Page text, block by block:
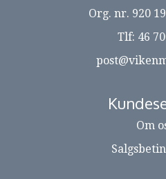
Org. nr. 920
Tlf: 46
Om